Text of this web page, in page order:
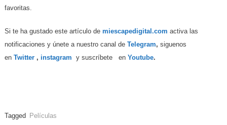
favoritas.
Si te ha gustado este artículo de miescapedigital.com activa las
notificaciones y únete a nuestro canal de Telegram, siguenos
en Twitter, instagram y suscríbete en Youtube.
Tagged Películas